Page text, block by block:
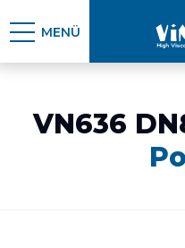
MENÜ
VN636